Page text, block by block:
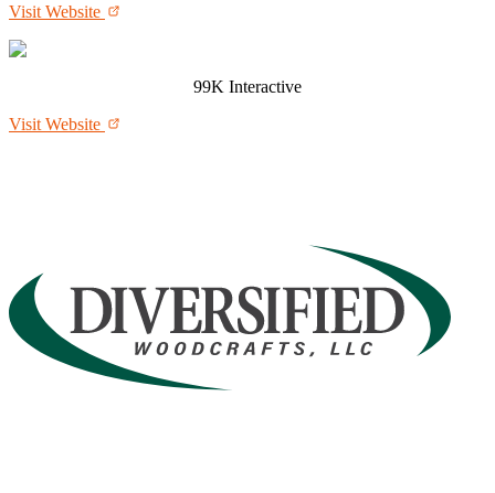
Visit Website
99K Interactive
Visit Website